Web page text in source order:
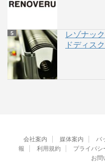
レゾナッ
ドディス
会社案内 媒体案内 バ
報
利用規約 プライバシ
お問